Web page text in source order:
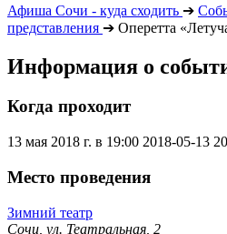
Афиша Сочи - куда сходить ➔
представления ➔ Оперетта
Информация о
Когда проходит
13 мая 2018 г. в 19:00 2018-05-13
Место проведения
Зимний театр
Сочи, ул. Театральная, 2